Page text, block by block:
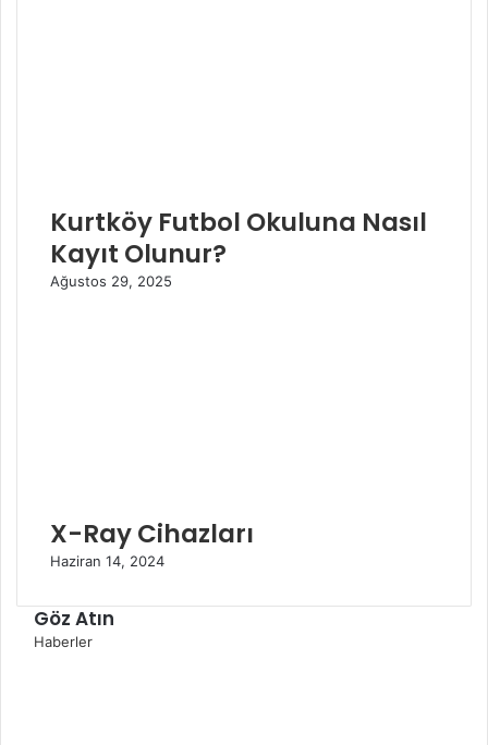
Kurtköy Futbol Okuluna Nasıl
Kayıt Olunur?
Ağustos 29, 2025
X-Ray Cihazları
Haziran 14, 2024
Göz Atın
K
Haberler